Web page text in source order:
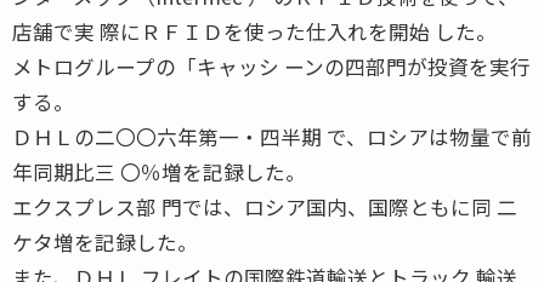
店舗で実 際にＲＦＩＤを使った仕入れを開始 した。
メトログループの「キャッシ ーンの四部門が投資を実行
する。
ＤＨＬの二〇〇六年第一・四半期 で、ロシアは物量で前
年同期比三 〇％増を記録した。
エクスプレス部 門では、ロシア国内、国際ともに同 二
ケタ増を記録した。